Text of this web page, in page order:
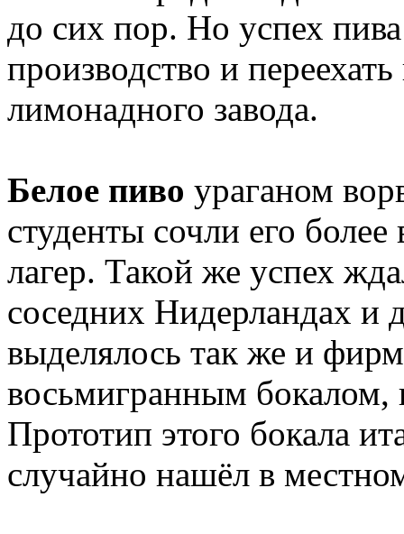
до сих пор. Но успех
производство и
лимонадного завода.
Белое пиво ураганом
студенты сочли его
лагер. Такой же успех
соседних Нидерландах
выделялось так же и
восьмигранным бокалом,
Прототип этого бокала
случайно нашёл в